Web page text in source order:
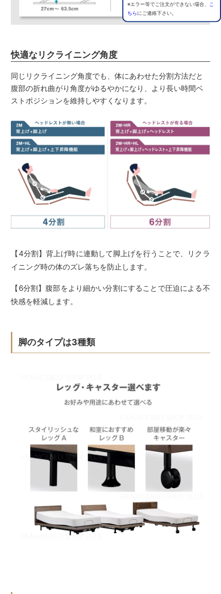
※エラー等でご注文ができない場合、
こ
ちらにご連絡下さい。
快適なリクライニング角度
同じリクライニング角度でも、体にあわせた分割方法だと
腹部の折れ曲がり角度がゆるやかになり、より長い時間ベ
ストポジションを維持しやすくなります。
【4分割】背上げ時に連動して脚上げを行うことで、リクラ
イニング時の体のズレ落ちを防止します。
【6分割】腹部をより細かい分割にすることで圧迫による不
快感を軽減します。
脚のタイプは3種類